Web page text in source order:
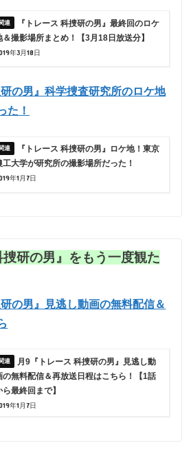
『トレース 科捜研の男』最終回のロケ
＆撮影場所まとめ！【3月18日放送分】
年3月18日
研の男』科学捜査研究所のロケ地
た！
『トレース 科捜研の男』ロケ地！東京
工大学が研究所の撮影場所だった！
年1月7日
捜研の男』をもう一度観た
研の男』見逃し動画の無料配信＆
月9『トレース 科捜研の男』見逃し動
の無料配信＆再放送日程はこちら！【1話
ら最終回まで】
年1月7日